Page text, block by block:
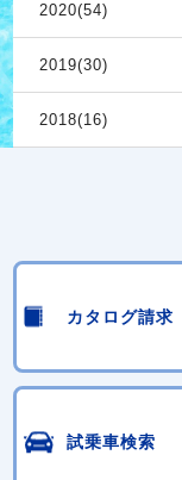
2020(54)
2019(30)
2018(16)
カタログ請求
試乗車検索